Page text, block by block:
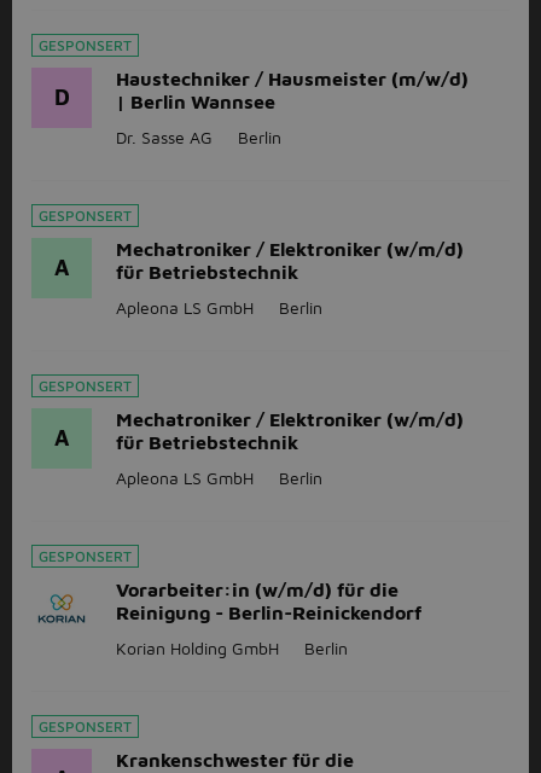
GESPONSERT
D
Haustechniker / Hausmeister (m/w/d)
| Berlin Wannsee
Dr. Sasse AG Berlin
GESPONSERT
A
Mechatroniker / Elektroniker (w/m/d)
für Betriebstechnik
Apleona LS GmbH Berlin
GESPONSERT
A
Mechatroniker / Elektroniker (w/m/d)
für Betriebstechnik
Apleona LS GmbH Berlin
GESPONSERT
Vorarbeiter:in (w/m/d) für die
Reinigung - Berlin-Reinickendorf
Korian Holding GmbH Berlin
GESPONSERT
Krankenschwester für die